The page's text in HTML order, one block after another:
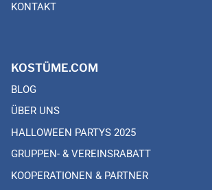
KONTAKT
KOSTÜME.COM
BLOG
ÜBER UNS
HALLOWEEN PARTYS 2025
GRUPPEN- & VEREINSRABATT
KOOPERATIONEN & PARTNER